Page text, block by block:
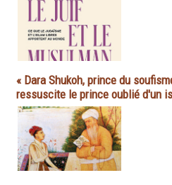
« Dara Shukoh, prince du
ressuscite le prince oublié d'un